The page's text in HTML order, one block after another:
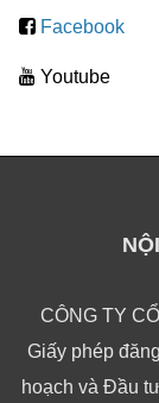
Facebook
Youtube
CÔNG TY
Giấy phép
hoạch và Đầu